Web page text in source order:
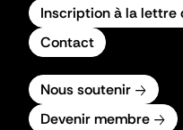
Inscription à la lettre
Contact
Nous soutenir
Devenir membre